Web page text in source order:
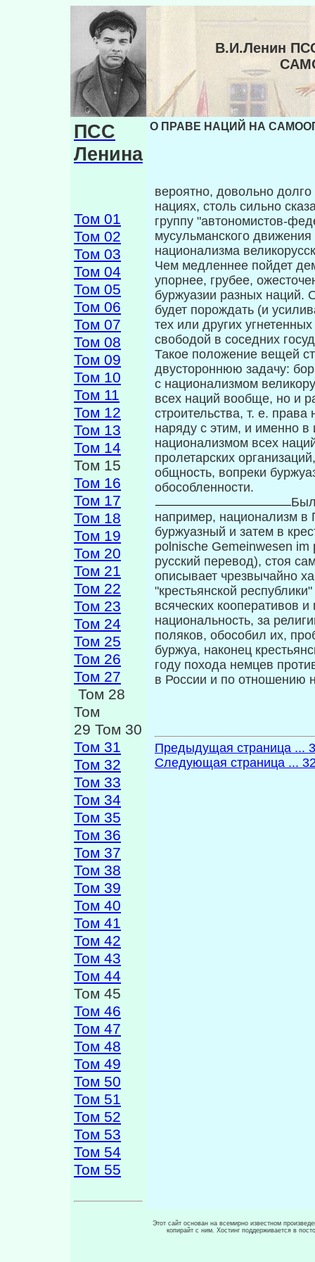
В.И.Ленин
ПСС
Ленина
Том 01
Том 02
Том 03
Том 04
Том 05
Том 06
Том 07
Том 08
Том 09
Том 10
Том 11
Том 12
Том 13
Том 14
Том 15
Том 16
Том 17
Том 18
Том 19
Том 20
Том 21
Том 22
Том 23
Том 24
Том 25
Том 26
Том 27
Том 28
Том
29 Том 30
Том 31
Том 32
Том 33
Том 34
Том 35
Том 36
Том 37
Том 38
Том 39
Том 40
Том 41
Том 42
Том 43
Том 44
Том 45
Том 46
Том 47
Том 48
Том 49
Том 50
Том 51
Том 52
Том 53
Том 54
Том 55
О ПРАВЕ НАЦИЙ НА
вероятно, довольно
нациях, столь сильно
группу "автономистов-
мусульманского
национализма
Чем медленнее пойдет
упорнее, грубее,
буржуазии разных наций.
будет порождать (и
тех или других
свободой в соседних
Такое положение вещей
двусто­роннюю задачу:
с национализмом
всех наций вообще, но и
строительства, т. е.
наряду с этим, и именно в
национализмом всех
пролетарских
общность, вопреки
обособленности.
например, национализм в
буржуазный и затем в
polnische Gemeinwesen im
русский перевод), стоя
описывает чрезвычайно
"кре­стьянской
всяческих кооперативов
национальность, за
поляков, обособил их,
буржуа, наконец
году похода немцев
в России и по отношению
Предыдущая страница ...
Следующая страница ...
Этот сайт основан на всемирно известном
копирайт с ним. Хостинг поддерживается в